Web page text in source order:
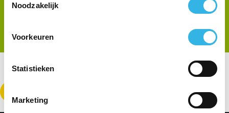
Noodzakelijk
Voorkeuren
Statistieken
Marketing